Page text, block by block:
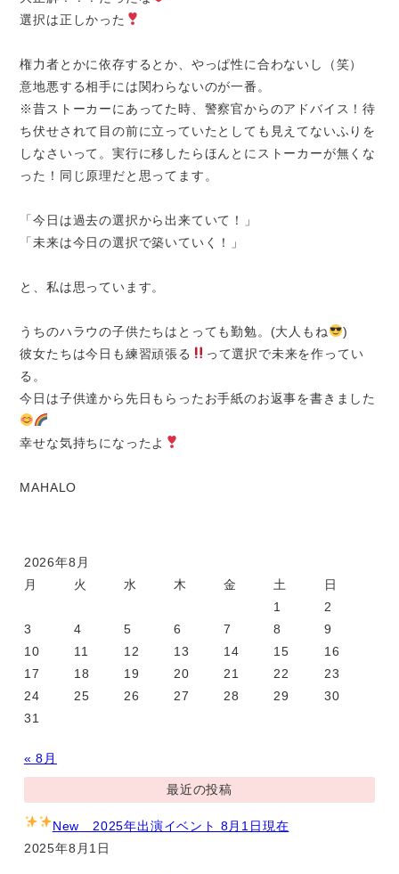
選択は正しかった
権力者とかに依存するとか、やっぱ性に合わないし（笑）
意地悪する相手には関わらないのが一番。
※昔ストーカーにあってた時、警察官からのアドバイス！待
ち伏せされて目の前に立っていたとしても見えてないふりを
しなさいって。実行に移したらほんとにストーカーが無くな
った！同じ原理だと思ってます。
「今日は過去の選択から出来ていて！」
「未来は今日の選択で築いていく！」
と、私は思っています。
うちのハラウの子供たちはとっても勤勉。(大人もね
)
彼女たちは今日も練習頑張る
って選択で未来を作ってい
る。
今日は子供達から先日もらったお手紙のお返事を書きました
幸せな気持ちになったよ
MAHALO
2026年8月
月
火 水 木 金 土
日
1
2
3
4 5 6 7 8
9
10
11 12 13 14 15
16
17
18 19 20 21 22
23
24
25 26 27 28 29
30
31
« 8月
最近の投稿
New 2025年出演イベント 8月1日現在
2025年8月1日